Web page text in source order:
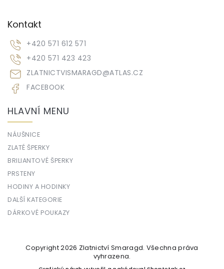
Kontakt
ZLATNICTVISMARAGD@ATLAS.CZ
+420 571 612 571
+420 571 423 423
FACEBOOK
HLAVNÍ MENU
NÁUŠNICE
ZLATÉ ŠPERKY
BRILIANTOVÉ ŠPERKY
PRSTENY
HODINY A HODINKY
DALŠÍ KATEGORIE
DÁRKOVÉ POUKAZY
Copyright 2026 Zlatnictví Smaragd. Všechna práva
vyhrazena.